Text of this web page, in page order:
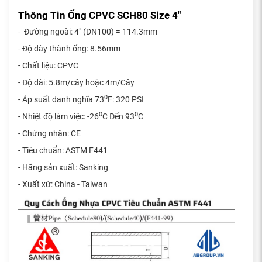
Thông Tin Ống CPVC SCH80 Size 4"
- Đường ngoài: 4" (DN100) = 114.3mm
- Độ dày thành ống: 8.56mm
- Chất liệu: CPVC
- Độ dài: 5.8m/cây hoặc 4m/Cây
- Áp suất danh nghĩa 730F: 320 PSI
- Nhiệt độ làm việc: -260C Đến 930C
- Chứng nhận: CE
- Tiêu chuẩn: ASTM F441
- Hãng sản xuất: Sanking
- Xuất xứ: China - Taiwan